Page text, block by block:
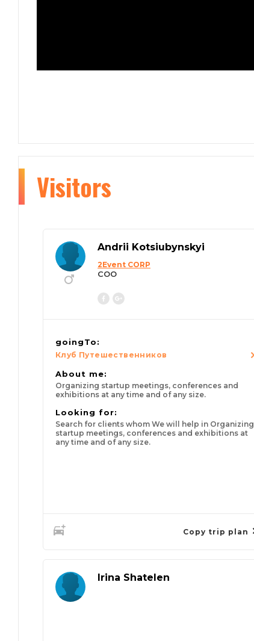
Visitors
Andrii Kotsiubynskyi
2Event CORP
COO
goingTo:
Клуб Путешественников
About me:
Organizing startup meetings, conferences and
exhibitions at any time and of any size.
Looking for:
Search for clients whom We will help in Organizing
startup meetings, conferences and exhibitions at
any time and of any size.
Copy trip plan
Irina Shatelen